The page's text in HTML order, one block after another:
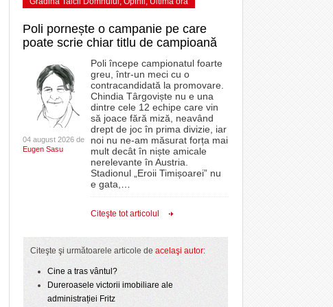
Poli pornește o campanie pe care
poate scrie chiar titlu de campioană
04 august 2026 de
Eugen Sasu
Poli începe campionatul foarte
greu, într-un meci cu o
contracandidată la promovare.
Chindia Târgoviște nu e una
dintre cele 12 echipe care vin
să joace fără miză, neavând
drept de joc în prima divizie, iar
noi nu ne-am măsurat forța mai
mult decât în niște amicale
nerelevante în Austria.
Stadionul „Eroii Timișoarei” nu
e gata,
Citeşte tot articolul
Citeşte şi următoarele articole de acelaşi autor:
Cine a tras vântul?
Dureroasele victorii imobiliare ale
administrației Fritz